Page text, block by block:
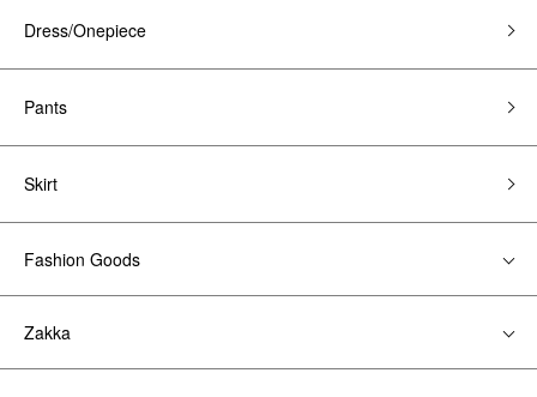
Dress/Onepiece
Pants
Skirt
Fashion Goods
Zakka